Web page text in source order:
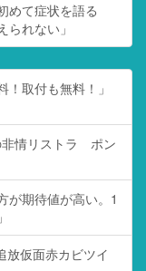
めて症状を語る
られない」
取付も無料！」
非情リストラ ポン
が期待値が高い。1
放仮面赤カビツイ